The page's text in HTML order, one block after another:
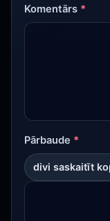
Komentārs *
Pārbaude *
divi saskaitīt